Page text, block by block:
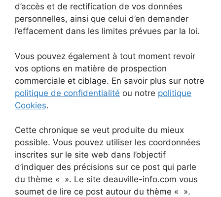
d’accès et de rectification de vos données
personnelles, ainsi que celui d’en demander
l’effacement dans les limites prévues par la loi.
Vous pouvez également à tout moment revoir
vos options en matière de prospection
commerciale et ciblage. En savoir plus sur notre
politique de confidentialité ou notre politique
Cookies.
Cette chronique se veut produite du mieux
possible. Vous pouvez utiliser les coordonnées
inscrites sur le site web dans l’objectif
d’indiquer des précisions sur ce post qui parle
du thème « ». Le site deauville-info.com vous
soumet de lire ce post autour du thème « ».